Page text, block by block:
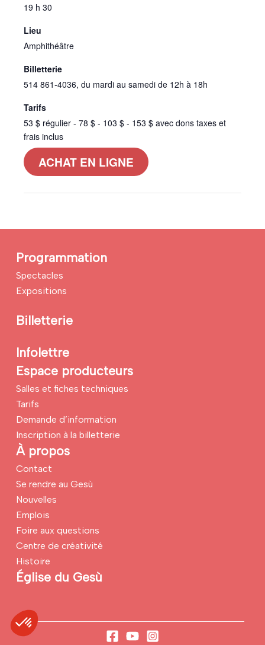
19 h 30
Lieu
Amphithéâtre
Billetterie
514 861-4036, du mardi au samedi de 12h à 18h
Tarifs
53 $ régulier - 78 $ - 103 $ - 153 $ avec dons taxes et
frais inclus
ACHAT EN LIGNE
Programmation
Spectacles
Expositions
Billetterie
Infolettre
Espace producteurs
Salles et fiches techniques
Tarifs
Demande d’information
Inscription à la billetterie
À propos
Contact
Se rendre au Gesù
Nouvelles
Emplois
Foire aux questions
Centre de créativité
Histoire
Église du Gesù